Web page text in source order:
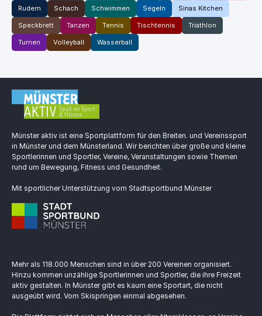
Rudern Schach Schwimmen Segeln Sinas Kitchen
Speckbrett Tanzen Tennis Tischtennis Triathlon
Turnen Volleyball Wasserball
Münster aktiv ist eine Sportplattform für den Breiten. und Vereinssport
in Münster und dem Münsterland. Wir berichten über große und kleine
Sportlerinnen und Sportler, Vereine, Veranstaltungen sowie Themen
rund um Bewegung, Fitness und Gesundheit.
Mit sportlicher Unterstützung vom Stadtsportbund Münster
Mehr als 118.000 Menschen sind in über 200 Vereinen organisiert.
Hinzu kommen unzählige Sportlerinnen und Sportler, die ihre Freizeit
aktiv gestalten. In Münster gibt es kaum eine Sportart, die nicht
ausgeübt wird. Vom Skispringen einmal abgesehen.